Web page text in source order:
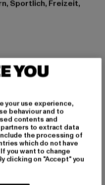
Sportlich, Freizeit,
melange
Polyester, 4% Wolle,
GmbH |
Berlin | DE
YOU
your use experience,
behaviour and to
contents and
to extract data
the processing of
which do not have
you want to change
clicking on "Accept" you